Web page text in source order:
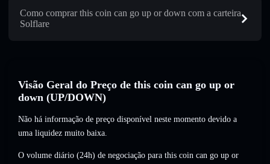
Como comprar this coin can go up or down com a carteira
Solflare
Visão Geral do Preço de this coin can go up or
down (UP/DOWN)
Não há informação de preço disponível neste momento devido a
uma liquidez muito baixa.
O volume diário (24h) de negociação para this coin can go up or